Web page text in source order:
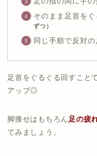
そのまま足首を
ずつ）
同じ手順で反対の
足首をぐるぐる回すこと
アップ◎
脚痩せはもちろん足の疲
てみましょう。